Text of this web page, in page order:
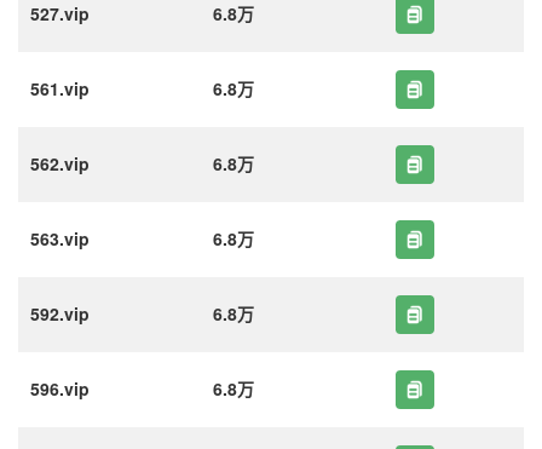
527.vip 6.8万
561.vip 6.8万
562.vip 6.8万
563.vip 6.8万
592.vip 6.8万
596.vip 6.8万